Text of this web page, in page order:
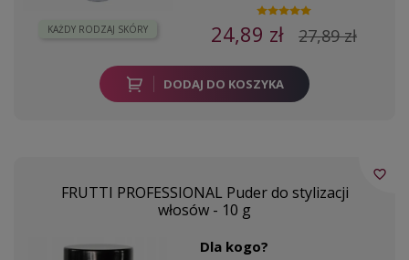
KAŻDY RODZAJ SKÓRY 24,89 zł 27,89 zł
DODAJ DO KOSZYKA
FRUTTI PROFESSIONAL Puder do stylizacji
włosów - 10 g
Dla kogo?
favorite_border